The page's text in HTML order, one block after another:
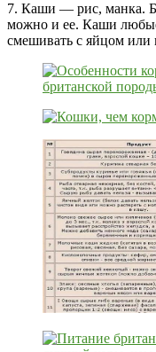
7. Каши — рис, манка.
можно и ее. Каши
смешивать с яйцом или